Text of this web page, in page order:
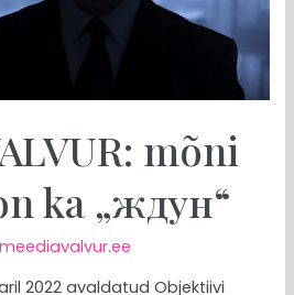
mõni
ka „ждун“
meediavalvur.ee
2022 avaldatud Objektiivi